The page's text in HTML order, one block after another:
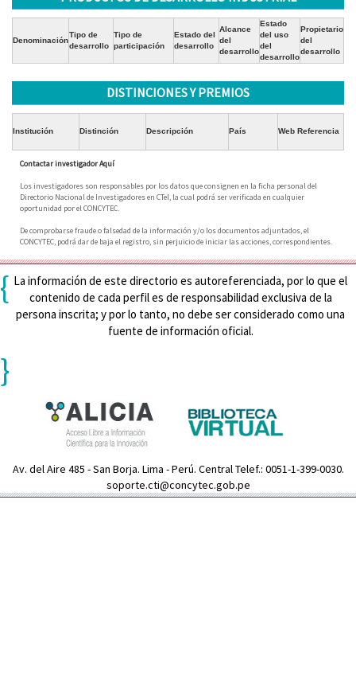
Denominación
Tipo de
desarrollo
Tipo de
participación
Estado del
desarrollo
Alcance
del
desarrollo
Estado
del uso
del
desarrollo
Propietario
del
desarrollo
DISTINCIONES Y PREMIOS
Institución Distinción Descripción País Web Referencia
Contactar investigador Aquí
Los investigadores son responsables por los datos que consignen en la ficha personal del
Directorio Nacional de Investigadores en CTeI, la cual podrá ser verificada en cualquier
oportunidad por el CONCYTEC.
De comprobarse fraude o falsedad de la información y/o los documentos adjuntados, el
CONCYTEC, podrá dar de baja el registro, sin perjuicio de iniciar las acciones, correspondientes.
{ La información de este directorio es autoreferenciada, por lo que el
contenido de cada perfil es de responsabilidad exclusiva de la
persona inscrita; y por lo tanto, no debe ser considerado como una
fuente de información oficial.
}
Av. del Aire 485 - San Borja. Lima - Perú. Central Telef.: 0051-1-399-0030.
soporte.cti@concytec.gob.pe